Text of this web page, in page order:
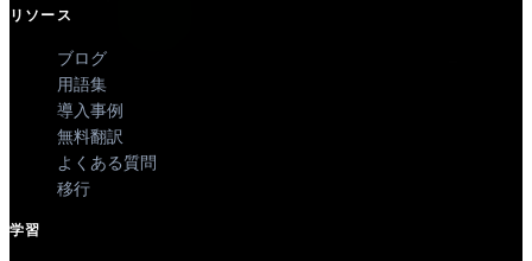
リソース
ブログ
用語集
導入事例
無料翻訳
よくある質問
移行
学習